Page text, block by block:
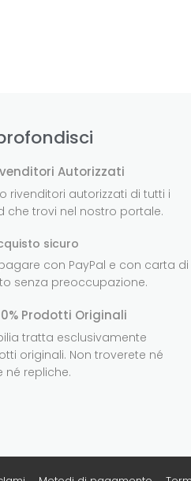
Autorizzati
rivenditori autorizzati di tutti i
che trovi nel nostro portale.
sicuro
con PayPal e con carta di
senza preoccupazione.
Prodotti Originali
tratta esclusivamente
originali. Non troverete né
né repliche.